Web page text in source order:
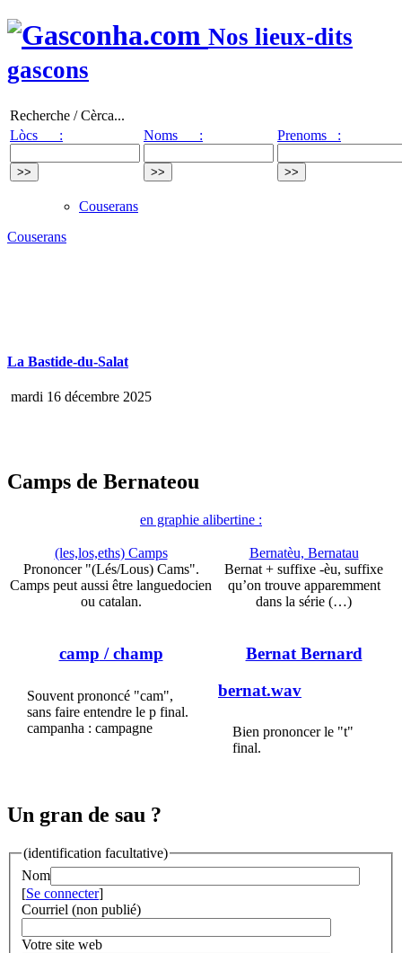
Nos lieux-dits
gascons
Recherche / Cèrca...
Lòcs :
Noms : Prenoms :
Couserans
Couserans
La Bastide-du-Salat
mardi 16 décembre 2025
Camps de Bernateou
en graphie alibertine :
(les,los,eths) Camps
Prononcer "(Lés/Lous) Cams".
Camps peut aussi être languedocien
ou catalan.
camp / champ
Souvent prononcé "cam",
sans faire entendre le p final.
campanha : campagne
Bernatèu, Bernatau
Bernat + suffixe -èu, suffixe
qu’on trouve apparemment
dans la série (…)
Bernat Bernard
bernat.wav
Bien prononcer le "t"
final.
Un gran de sau ?
(identification facultative)
Nom
[Se connecter]
Courriel (non publié)
Votre site web